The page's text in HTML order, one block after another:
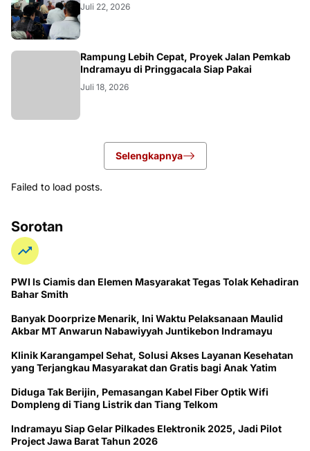
Juli 22, 2026
Rampung Lebih Cepat, Proyek Jalan Pemkab
Indramayu di Pringgacala Siap Pakai
Juli 18, 2026
Selengkapnya
Failed to load posts.
Sorotan
PWI ls Ciamis dan Elemen Masyarakat Tegas Tolak Kehadiran
Bahar Smith
Banyak Doorprize Menarik, Ini Waktu Pelaksanaan Maulid
Akbar MT Anwarun Nabawiyyah Juntikebon Indramayu
Klinik Karangampel Sehat, Solusi Akses Layanan Kesehatan
yang Terjangkau Masyarakat dan Gratis bagi Anak Yatim
Diduga Tak Berijin, Pemasangan Kabel Fiber Optik Wifi
Dompleng di Tiang Listrik dan Tiang Telkom
Indramayu Siap Gelar Pilkades Elektronik 2025, Jadi Pilot
Project Jawa Barat Tahun 2026